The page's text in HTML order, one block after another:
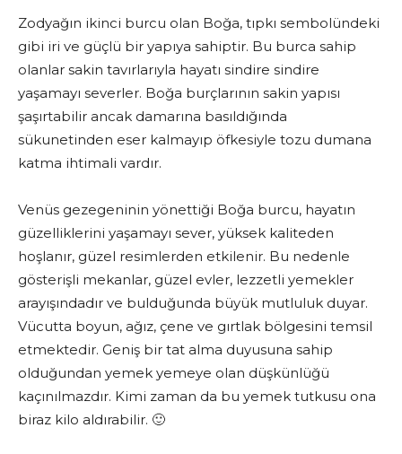
Zodyağın ikinci burcu olan Boğa, tıpkı sembolündeki
gibi iri ve güçlü bir yapıya sahiptir. Bu burca sahip
olanlar sakin tavırlarıyla hayatı sindire sindire
yaşamayı severler. Boğa burçlarının sakin yapısı
şaşırtabilir ancak damarına basıldığında
sükunetinden eser kalmayıp öfkesiyle tozu dumana
katma ihtimali vardır.
Venüs gezegeninin yönettiği Boğa burcu, hayatın
güzelliklerini yaşamayı sever, yüksek kaliteden
hoşlanır, güzel resimlerden etkilenir. Bu nedenle
gösterişli mekanlar, güzel evler, lezzetli yemekler
arayışındadır ve bulduğunda büyük mutluluk duyar.
Vücutta boyun, ağız, çene ve gırtlak bölgesini temsil
etmektedir. Geniş bir tat alma duyusuna sahip
olduğundan yemek yemeye olan düşkünlüğü
kaçınılmazdır. Kimi zaman da bu yemek tutkusu ona
biraz kilo aldırabilir. 🙂